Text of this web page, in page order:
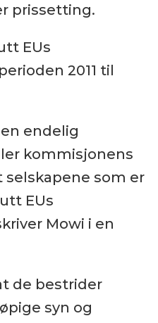
prissetting.
EUs
2011 til
endelig
kommisjonens
som er
EUs
Mowi i en
de bestrider
syn og